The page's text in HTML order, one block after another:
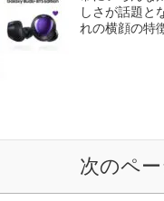
しさが話題と
れの横顔の特
次のペ